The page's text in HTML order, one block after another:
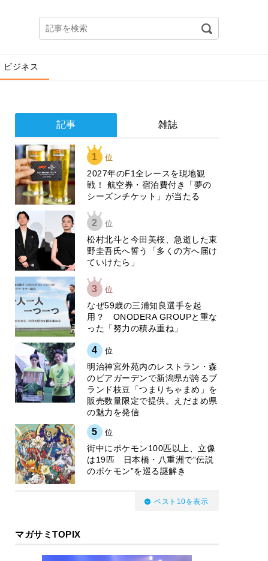
ビジネス
記事 雑誌
1 位
2027年のF1全レースを現地観
戦！ 航空券・宿泊費付き「夢の
シーズンチケット」が当たる
2 位
松村北斗と今田美桜、急逝した東
野圭吾氏へ誓う「多くの方へ届け
ていけたら」
3 位
なぜ59歳の三浦知良選手を起
用？ ONODERA GROUPと重な
った「努力の積み重ね」
4 位
明治神宮外苑内のレストラン・森
のビアガーデンで新潟県が誇るブ
ランド枝豆「つまりちゃまめ」を
販売数量限定で提供。えだまめ県
の魅力を発信
5 位
街中にポケモン100匹以上、立像
は19匹 日本橋・八重洲で“伝説
のポケモン”を巡る謎解き
ベスト10を表示
マガサミTOPIX